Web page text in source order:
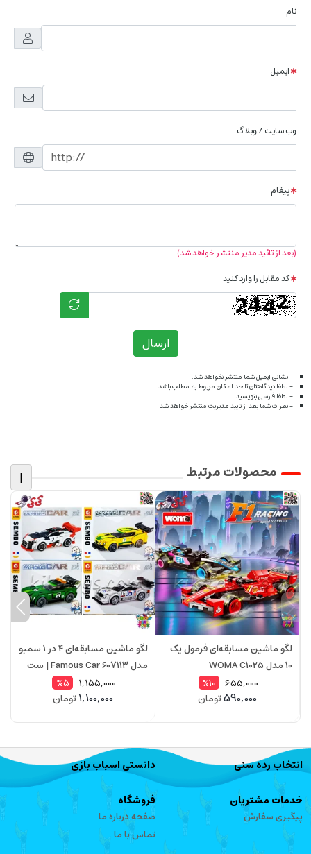
نام
ایمیل
وب سایت / وبلاگ
پیغام
(بعد از تائید مدیر منتشر خواهد شد)
کد مقابل را وارد کنید
ارسال
- نشانی ایمیل شما منتشر نخواهد شد.
- لطفا دیدگاهتان تا حد امکان مربوط به مطلب باشد.
- لطفا فارسی بنویسید.
- نظرات شما بعد از تایید مدیریت منتشر خواهد شد
محصولات مرتبط |
لگو ماشین مسابقه‌ای فرمول یک
10 مدل WOMA C1025
655,000
%10
590,000تومان
لگو ماشین مسابقه‌ای 4 در 1 سمبو
مدل Famous Car 607113 | ست
1,155,000
%5
1,100,000تومان
انتخاب رده سنی دانستی اسباب بازی
خدمات مشتریان
پیگیری سفارش
فروشگاه
صفحه درباره ما
تماس با ما